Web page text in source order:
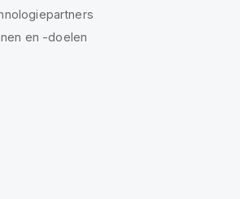
en -doelen